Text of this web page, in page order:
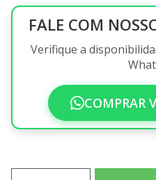
FALE COM
Verifique a
COMPRAR